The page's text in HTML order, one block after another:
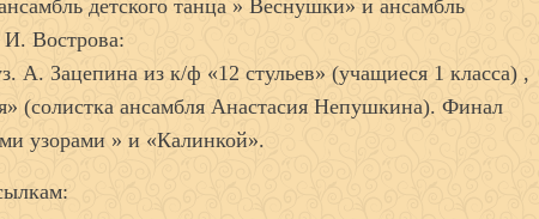
детского танца » Веснушки» и ансамбль
И. Вострова:
А. Зацепина из к/ф «12 стульев» (учащиеся 1 класса) ,
(солистка ансамбля Анастасия Непушкина). Финал
узорами » и «Калинкой».